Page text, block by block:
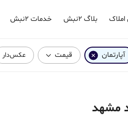
بلاگ ۲نبش خدمات ۲نبش
آپارتمان قیمت عکس‌دار
مشهد